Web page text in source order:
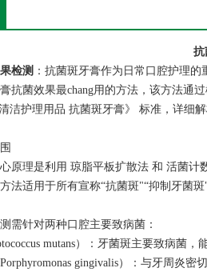
抗
检测 ：抗菌斑牙膏作为日常口腔护理
抗菌效果最chang用的方法，该方法通
洁护理用品 抗菌斑牙膏》 标准，详细
原理是利用 琼脂平板扩散法 和 活菌
法适用于所有宣称“抗菌斑"“抑制牙菌
需针对两种口腔主要致病菌：
mutans）：牙菌斑主要致病菌
gingivalis）：与牙周炎密